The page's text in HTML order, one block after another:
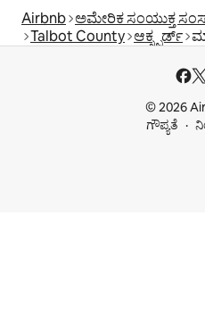
Airbnb ಅಮೇರಿಕ ಸಂಯುಕ್ತ
Talbot County ಆಕ್ಸ್ಫರ್ಡ್
© 2026
ಗೌಪ್ಯತೆ